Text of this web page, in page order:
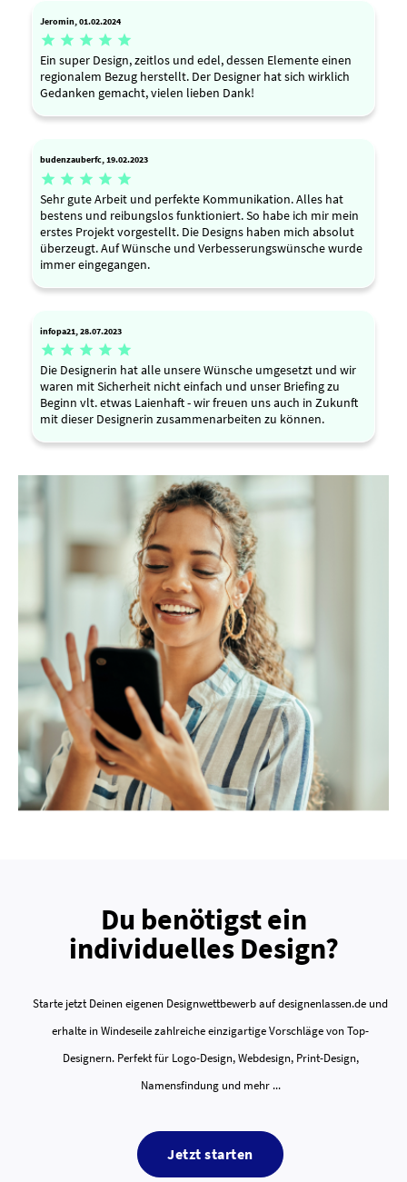
Jeromin, 01.02.2024
    
Ein super Design, zeitlos und edel, dessen Elemente einen
regionalem Bezug herstellt. Der Designer hat sich wirklich
Gedanken gemacht, vielen lieben Dank!
budenzauberfc, 19.02.2023
    
Sehr gute Arbeit und perfekte Kommunikation. Alles hat
bestens und reibungslos funktioniert. So habe ich mir mein
erstes Projekt vorgestellt. Die Designs haben mich absolut
überzeugt. Auf Wünsche und Verbesserungswünsche wurde
immer eingegangen.
infopa21, 28.07.2023
    
Die Designerin hat alle unsere Wünsche umgesetzt und wir
waren mit Sicherheit nicht einfach und unser Briefing zu
Beginn vlt. etwas Laienhaft - wir freuen uns auch in Zukunft
mit dieser Designerin zusammenarbeiten zu können.
Du benötigst ein
individuelles Design?
Starte jetzt Deinen eigenen Designwettbewerb auf designenlassen.de und
erhalte in Windeseile zahlreiche einzigartige Vorschläge von Top-
Designern. Perfekt für Logo-Design, Webdesign, Print-Design,
Namensfindung und mehr ...
Jetzt starten